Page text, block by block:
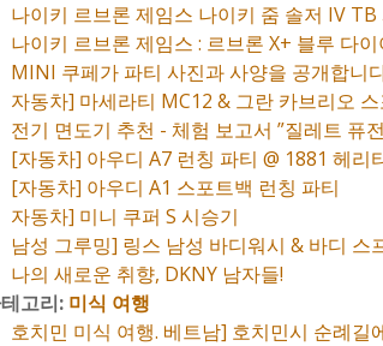
나이키 르브론 제임스 나이키 줌 솔저 IV
나이키 르브론 제임스 : 르브론 X+ 블루 다
MINI 쿠페가 파티 사진과 사양을 공개합니
자동차] 마세라티 MC12 & 그란 카브리오
전기 면도기 추천 - 체험 보고서 ”질레트 퓨
[자동차] 아우디 A7 런칭 파티 @ 1881 헤리
[자동차] 아우디 A1 스포트백 런칭 파티
자동차] 미니 쿠퍼 S 시승기
남성 그루밍] 링스 남성 바디워시 & 바디 스
나의 새로운 취향, DKNY 남자들!
고리: 미식 여행
호치민 미식 여행. 베트남] 호치민시 순례